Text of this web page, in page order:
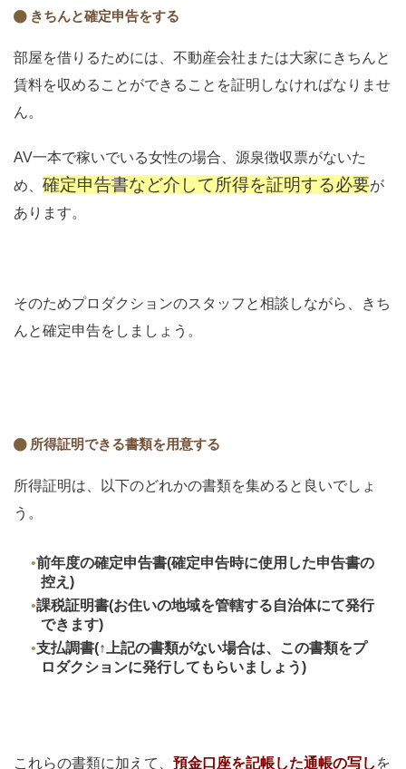
きちんと確定申告をする
部屋を借りるためには、不動産会社または大家にきちんと
賃料を収めることができることを証明しなければなりませ
ん。
AV一本で稼いでいる女性の場合、源泉徴収票がないた
め、 確定申告書など介して所得を証明する必要が
あります。
そのためプロダクションのスタッフと相談しながら、きち
んと確定申告をしましょう。
所得証明できる書類を用意する
所得証明は、以下のどれかの書類を集めると良いでしょ
う。
前年度の確定申告書(確定申告時に使用した申告書の
控え)
課税証明書(お住いの地域を管轄する自治体にて発行
できます)
支払調書(↑上記の書類がない場合は、この書類をプ
ロダクションに発行してもらいましょう)
これらの書類に加えて、 預金口座を記帳した通帳の写し を